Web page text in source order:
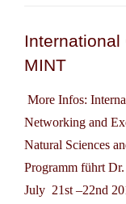
International
MINT
More Infos:
Networking and
Natural Sciences
Programm führt
July 21st –22nd